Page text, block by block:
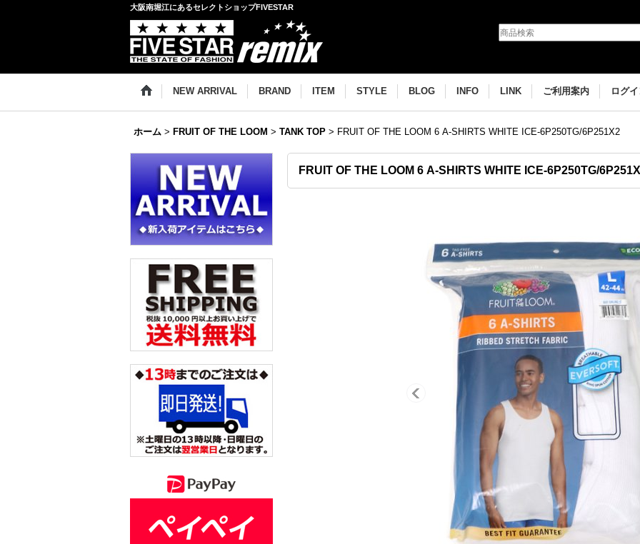
大阪南堀江にあるセレクトショップFIVESTAR
NEW ARRIVAL BRAND ITEM STYLE BLOG INFO LINK ご利用案内 ログ
ホーム > FRUIT OF THE LOOM > TANK TOP > FRUIT OF THE LOOM 6 A-SHIRTS WHITE ICE-6P250TG/6P251X2
FRUIT OF THE LOOM 6 A-SHIRTS WHITE ICE-6P250TG/